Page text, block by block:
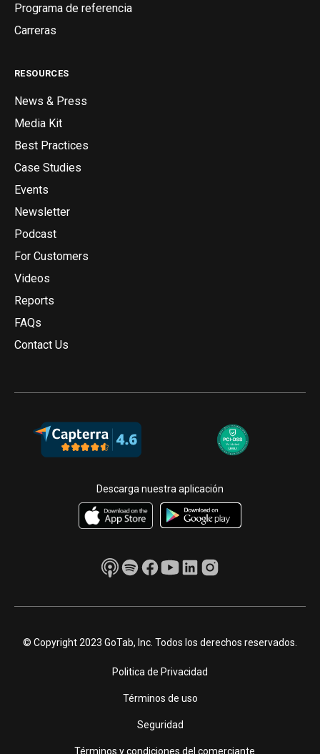
Programa de referencia
Carreras
RESOURCES
News & Press
Media Kit
Best Practices
Case Studies
Events
Newsletter
Podcast
For Customers
Videos
Reports
FAQs
Contact Us
Descarga nuestra aplicación
© Copyright 2023 GoTab, Inc. Todos los derechos reservados.
Politica de Privacidad
Términos de uso
Seguridad
Términos y condiciones del comerciante